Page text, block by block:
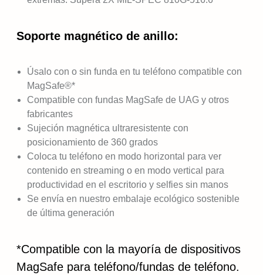
Soporte magnético de anillo:
Úsalo con o sin funda en tu teléfono compatible con
MagSafe®*
Compatible con fundas MagSafe de UAG y otros
fabricantes
Sujeción magnética ultraresistente con
posicionamiento de 360 grados
Coloca tu teléfono en modo horizontal para ver
contenido en streaming o en modo vertical para
productividad en el escritorio y selfies sin manos
Se envía en nuestro embalaje ecológico sostenible
de última generación
*Compatible con la mayoría de dispositivos
MagSafe para teléfono/fundas de teléfono.